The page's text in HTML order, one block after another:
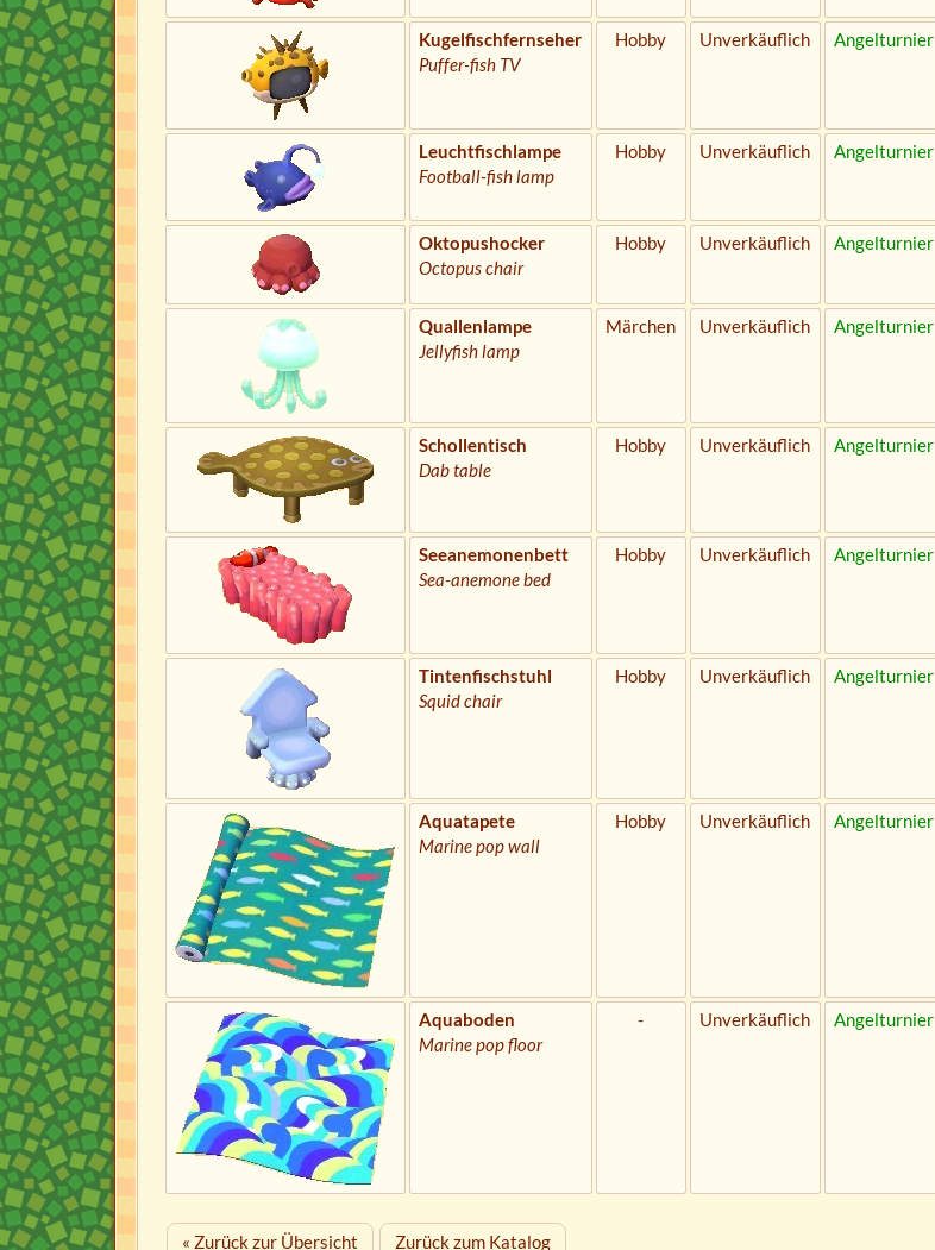
Kugelfischfernseher
Puffer-fish TV
Hobby Unverkäuflich Angelturnier
Leuchtfischlampe
Football-fish lamp
Hobby Unverkäuflich Angelturnier
Oktopushocker
Octopus chair
Hobby Unverkäuflich Angelturnier
Quallenlampe
Jellyfish lamp
Märchen Unverkäuflich Angelturnier
Schollentisch
Dab table
Hobby Unverkäuflich Angelturnier
Seeanemonenbett
Sea-anemone bed
Hobby Unverkäuflich Angelturnier
Tintenfischstuhl
Squid chair
Hobby Unverkäuflich Angelturnier
Aquatapete
Marine pop wall
Hobby Unverkäuflich Angelturnier
Aquaboden
Marine pop floor
- Unverkäuflich Angelturnier
« Zurück zur Übersicht Zurück zum Katalog